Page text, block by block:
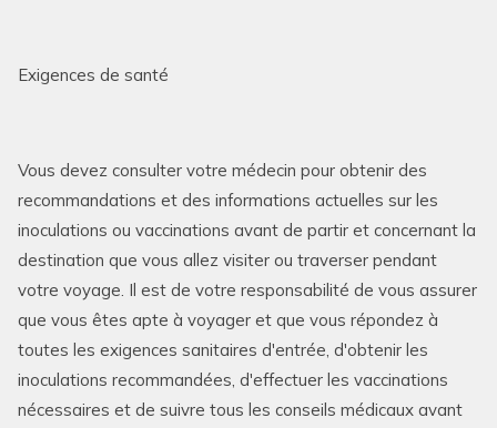
Exigences de santé
Vous devez consulter votre médecin pour obtenir des
recommandations et des informations actuelles sur les
inoculations ou vaccinations avant de partir et concernant la
destination que vous allez visiter ou traverser pendant
votre voyage. Il est de votre responsabilité de vous assurer
que vous êtes apte à voyager et que vous répondez à
toutes les exigences sanitaires d'entrée, d'obtenir les
inoculations recommandées, d'effectuer les vaccinations
nécessaires et de suivre tous les conseils médicaux avant